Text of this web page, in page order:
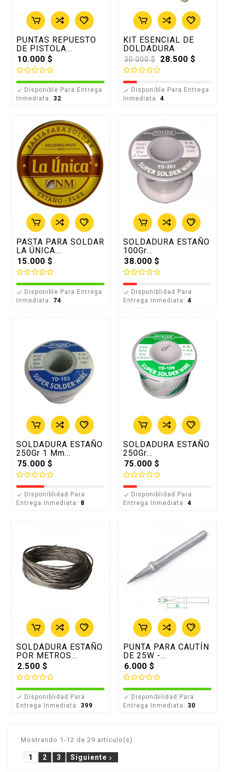
PUNTAS REPUESTO
DE PISTOLA...
10.000 $
 Disponible Para Entrega
Inmediata: 32
KIT ESENCIAL DE
DOLDADURA
Precio
base
30.000 $ 28.500 $
 Disponible Para Entrega
Inmediata: 4
PASTA PARA SOLDAR
LA ÚNICA...
15.000 $
 Disponible Para Entrega
Inmediata: 74
SOLDADURA ESTAÑO
100Gr...
38.000 $
 Disponiblidad Para
Entrega Inmediata: 4
SOLDADURA ESTAÑO
250Gr 1 Mm...
75.000 $
 Disponiblidad Para
Entrega Inmediata: 8
SOLDADURA ESTAÑO
250Gr...
75.000 $
 Disponiblidad Para
Entrega Inmediata: 4
SOLDADURA ESTAÑO
POR METROS...
2.500 $
 Disponiblidad Para
Entrega Inmediata: 399
PUNTA PARA CAUTÍN
DE 25W -...
6.000 $
 Disponibilidad Para
Entrega Inmediata: 30
Mostrando 1-12 de 29 artículo(s)
1 2 3 Siguiente 